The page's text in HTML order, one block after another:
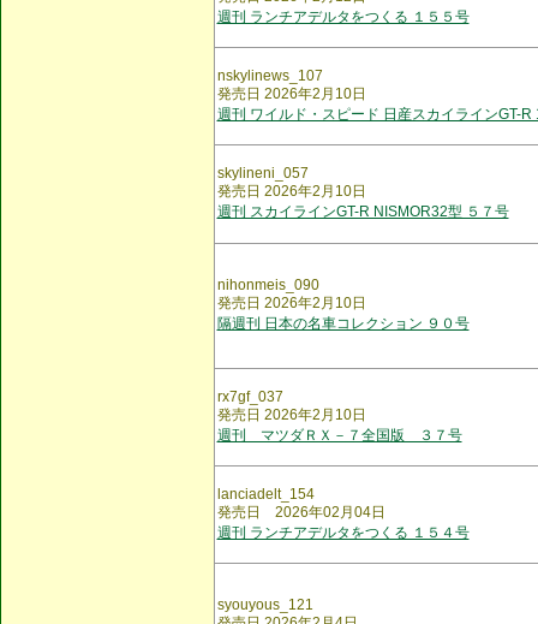
週刊 ランチアデルタをつくる １５５号
nskylinews_107
発売日 2026年2月10日
週刊 ワイルド・スピード 日産スカイラインGT-R
skylineni_057
発売日 2026年2月10日
週刊 スカイラインGT-R NISMOR32型 ５７号
nihonmeis_090
発売日 2026年2月10日
隔週刊 日本の名車コレクション ９０号
rx7gf_037
発売日 2026年2月10日
週刊 マツダＲＸ－７全国版 ３７号
lanciadelt_154
発売日 2026年02月04日
週刊 ランチアデルタをつくる １５４号
syouyous_121